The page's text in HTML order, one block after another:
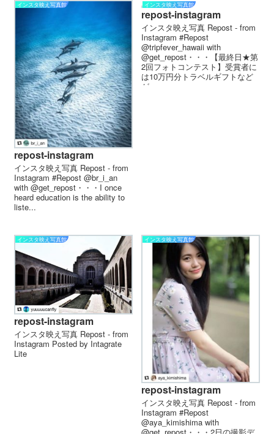
インスタ映え写真館
repost-instagram
インスタ映え写真 Repost - from
Instagram #Repost @br_i_an
with @get_repost・・・I once
heard education is the ability to
liste...
インスタ映え写真館
repost-instagram
インスタ映え写真 Repost - from
Instagram #Repost
@tripfever_hawaii with
@get_repost・・・【最終日★第
2回フォトコンテスト】受賞者に
は10万円分トラベルギフトなど
が...
インスタ映え写真館
repost-instagram
インスタ映え写真 Repost - from
Instagram Posted by Intagrate
Lite
インスタ映え写真館
repost-instagram
インスタ映え写真 Repost - from
Instagram #Repost
@aya_kimishima with
@get_repost・・・2日の撮影デ